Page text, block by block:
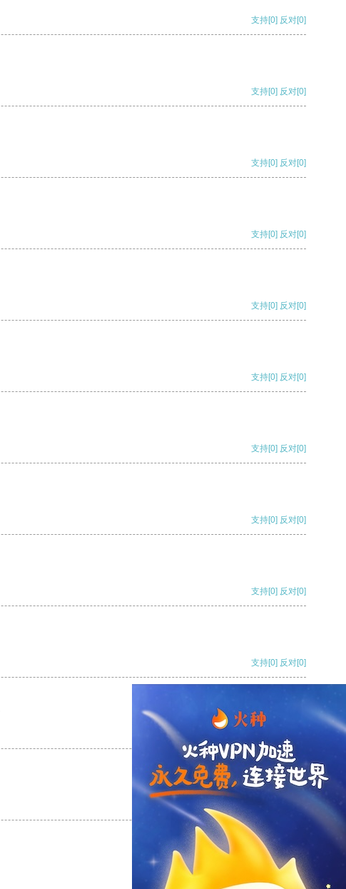
支持[0] 反对[0]
支持[0] 反对[0]
支持[0] 反对[0]
支持[0] 反对[0]
支持[0] 反对[0]
支持[0] 反对[0]
支持[0] 反对[0]
支持[0] 反对[0]
支持[0] 反对[0]
支持[0] 反对[0]
反对
反对[0]